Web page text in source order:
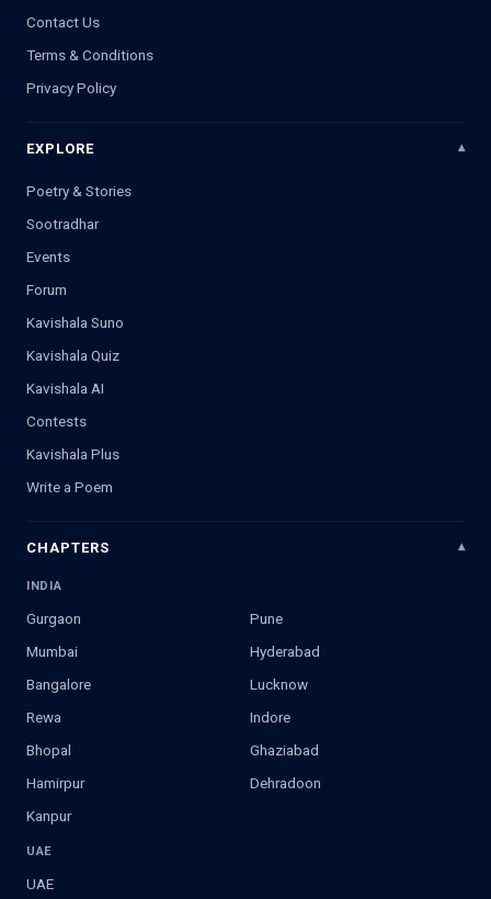
Contact Us
Terms & Conditions
Privacy Policy
EXPLORE
Poetry & Stories
Sootradhar
Events
Forum
Kavishala Suno
Kavishala Quiz
Kavishala AI
Contests
Kavishala Plus
Write a Poem
CHAPTERS
INDIA
Gurgaon
Pune
Mumbai
Hyderabad
Bangalore
Lucknow
Rewa
Indore
Bhopal
Ghaziabad
Hamirpur
Dehradoon
Kanpur
UAE
UAE